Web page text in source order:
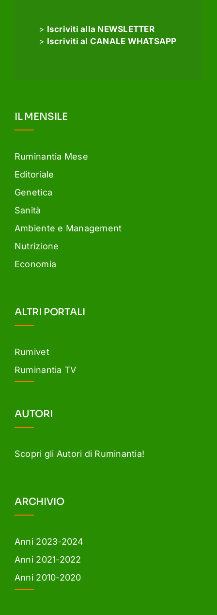
> Iscriviti alla NEWSLETTER
> Iscriviti al CANALE WHATSAPP
IL MENSILE
Ruminantia Mese
Editoriale
Genetica
Sanità
Ambiente e Management
Nutrizione
Economia
ALTRI PORTALI
Rumivet
Ruminantia TV
AUTORI
Scopri gli Autori di Ruminantia!
ARCHIVIO
Anni 2023-2024
Anni 2021-2022
Anni 2010-2020